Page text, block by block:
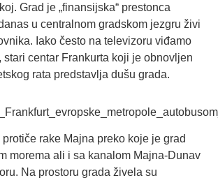
Grad je „finansijska“ prestonca
u centralnom gradskom jezgru živi
Iako često na televizoru viđamo
stari centar Frankurta koji je obnovljen
rata predstavlja dušu grada.
rake Majna preko koje je grad
morema ali i sa kanalom Majna-Dunav
Na prostoru grada živela su